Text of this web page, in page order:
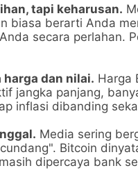
tapi keharusan.
biasa berarti Anda
secara perlahan.
harga dan nilai. Harga
jangka panjang,
inflasi dibanding
Media sering
Bitcoin
dipercaya bank